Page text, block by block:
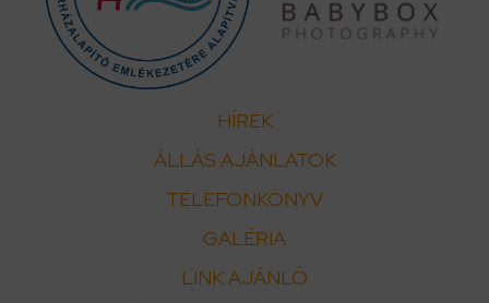
HÍREK
ÁLLÁS AJÁNLATOK
TELEFONKÖNYV
GALÉRIA
LINK AJÁNLÓ